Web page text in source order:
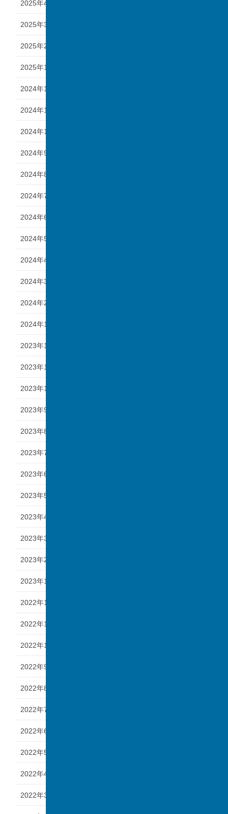
2025年4月
2025年3月
2025年2月
2025年1月
2024年12月
2024年11月
2024年10月
2024年9月
2024年8月
2024年7月
2024年6月
2024年5月
2024年4月
2024年3月
2024年2月
2024年1月
2023年12月
2023年11月
2023年10月
2023年9月
2023年8月
2023年7月
2023年6月
2023年5月
2023年4月
2023年3月
2023年2月
2023年1月
2022年12月
2022年11月
2022年10月
2022年9月
2022年8月
2022年7月
2022年6月
2022年5月
2022年4月
2022年3月